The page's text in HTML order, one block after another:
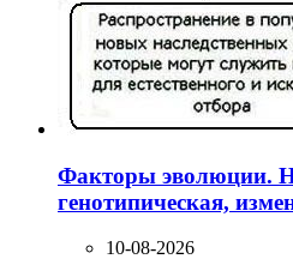
Факторы эволюции.
генотипическая,
10-08-2026